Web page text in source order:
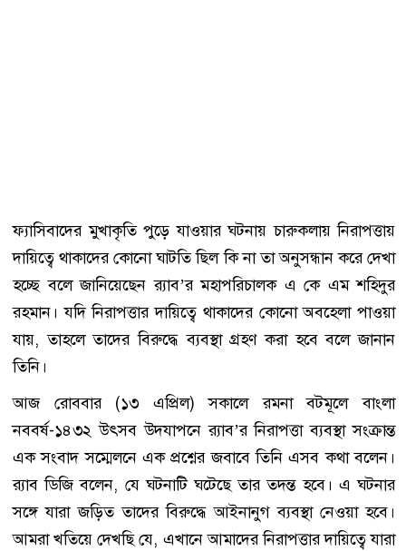
ফ্যাসিবাদের মুখাকৃতি পুড়ে যাওয়ার ঘটনায় চারুকলায় নিরাপত্তায়
দায়িত্বে থাকাদের কোনো ঘাটতি ছিল কি না তা অনুসন্ধান করে দেখা
হচ্ছে বলে জানিয়েছেন র‌্যাব’র মহাপরিচালক এ কে এম শহিদুর
রহমান। যদি নিরাপত্তার দায়িত্বে থাকাদের কোনো অবহেলা পাওয়া
যায়, তাহলে তাদের বিরুদ্ধে ব্যবস্থা গ্রহণ করা হবে বলে জানান
তিনি।
আজ রোববার (১৩ এপ্রিল) সকালে রমনা বটমূলে বাংলা
নববর্ষ-১৪৩২ উৎসব উদযাপনে র‌্যাব’র নিরাপত্তা ব্যবস্থা সংক্রান্ত
এক সংবাদ সম্মেলনে এক প্রশ্নের জবাবে তিনি এসব কথা বলেন।
র‌্যাব ডিজি বলেন, যে ঘটনাটি ঘটেছে তার তদন্ত হবে। এ ঘটনার
সঙ্গে যারা জড়িত তাদের বিরুদ্ধে আইনানুগ ব্যবস্থা নেওয়া হবে।
আমরা খতিয়ে দেখছি যে, এখানে আমাদের নিরাপত্তার দায়িত্বে যারা